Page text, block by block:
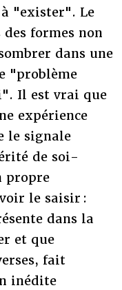
"exister". Le
formes non
dans une
"problème
Il est vrai que
expérience
le signale
de soi-
propre
le saisir :
dans la
et que
fait
inédite